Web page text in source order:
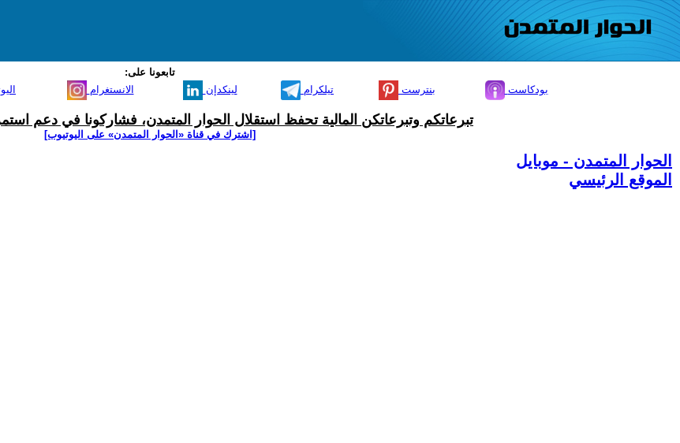
تابعونا على:
الانستغرام لينكدإن تيلكرام بنترست بودكاست
تبرعاتكم وتبرعاتكن المالية تحفظ استقلال الحوار المتمدن، فشاركونا في دعم
[اشترك في قناة ‫«الحوار المتمدن» على اليوتيوب]
الحوار المتمدن - موبايل
الموقع الرئيسي